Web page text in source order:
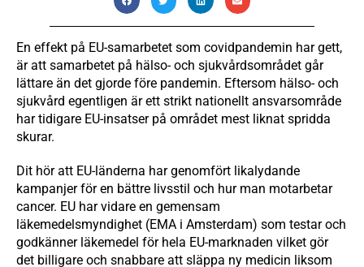
En effekt på EU-samarbetet som covidpandemin har gett,
är att samarbetet på hälso- och sjukvårdsområdet går
lättare än det gjorde före pandemin. Eftersom hälso- och
sjukvård egentligen är ett strikt nationellt ansvarsområde
har tidigare EU-insatser på området mest liknat spridda
skurar.
Dit hör att EU-länderna har genomfört likalydande
kampanjer för en bättre livsstil och hur man motarbetar
cancer. EU har vidare en gemensam
läkemedelsmyndighet (EMA i Amsterdam) som testar och
godkänner läkemedel för hela EU-marknaden vilket gör
det billigare och snabbare att släppa ny medicin liksom